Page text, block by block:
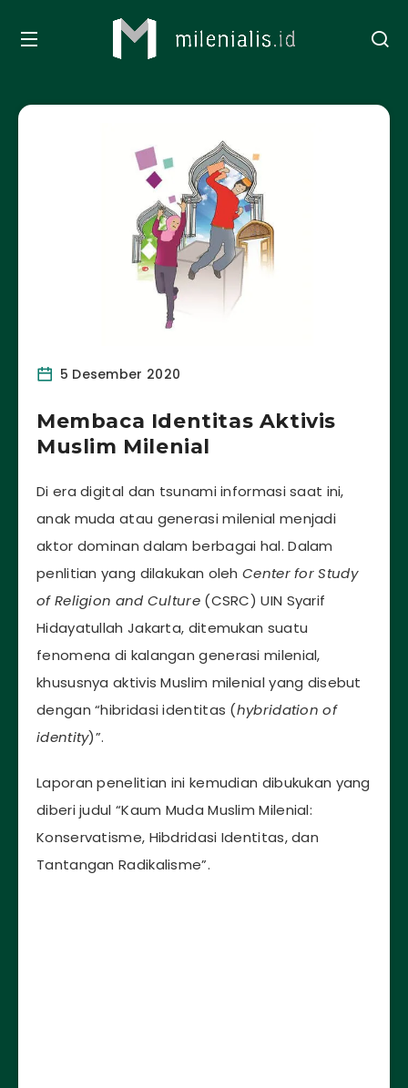
5 Desember 2020
Membaca Identitas Aktivis
Muslim Milenial
Di era digital dan tsunami informasi saat ini,
anak muda atau generasi milenial menjadi
aktor dominan dalam berbagai hal. Dalam
penlitian yang dilakukan olehCenter for Study
of Religion and Culture(CSRC) UIN Syarif
Hidayatullah Jakarta, ditemukan suatu
fenomena di kalangan generasi milenial,
khususnya aktivis Muslim milenial yang disebut
dengan “hibridasi identitas (hybridation of
identity)”.
Laporan penelitian ini kemudian dibukukan yang
diberi judul “Kaum Muda Muslim Milenial:
Konservatisme, Hibdridasi Identitas, dan
Tantangan Radikalisme”.